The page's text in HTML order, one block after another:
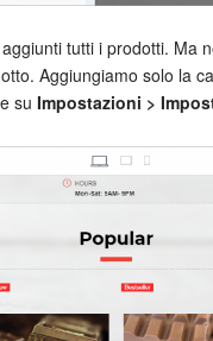
tutti i prodotti. Ma
Aggiungiamo solo la
su Impostazioni >